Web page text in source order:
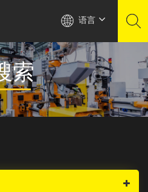
语言
索